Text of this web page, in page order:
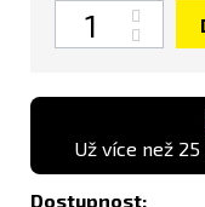
Počet
Už více než
Dostupnost: